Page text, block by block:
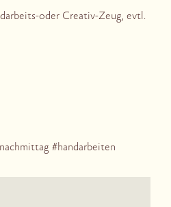
oder Creativ-Zeug, evtl.
#handarbeiten